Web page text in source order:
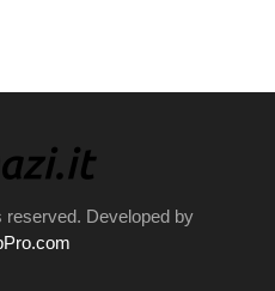
Developed by